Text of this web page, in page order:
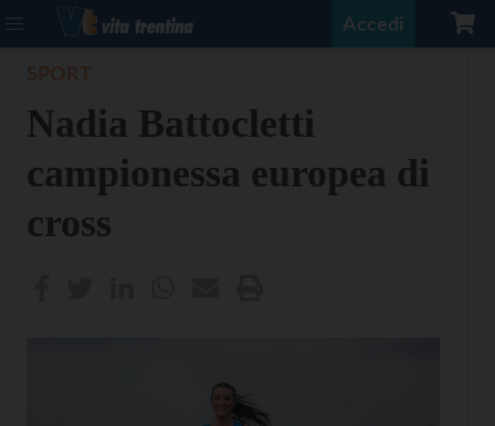
Accedi
Nadia Battocletti
campionessa europea di
cross